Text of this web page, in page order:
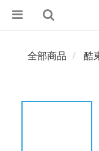
全部商品 酷